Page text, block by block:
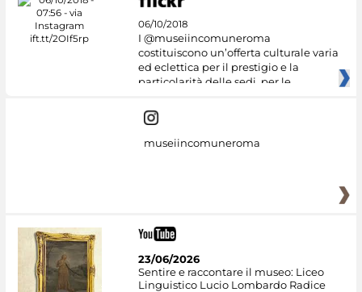
06/10/2018
I @museiincomuneroma
costituiscono un’offerta culturale varia
ed eclettica per il prestigio e la
particolarità delle sedi, per le
museiincomuneroma
23/06/2026
Sentire e raccontare il museo: Liceo
Linguistico Lucio Lombardo Radice